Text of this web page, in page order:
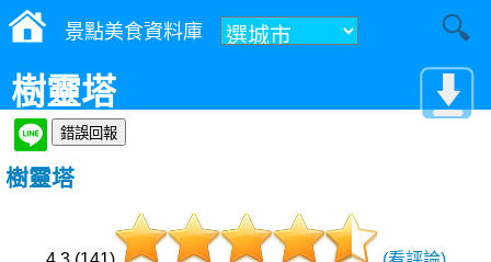
景點美食資料庫
樹靈塔
樹靈塔